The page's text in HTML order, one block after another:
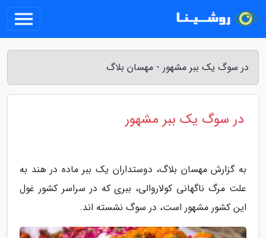
در سوگ یک ببر مشهور - مهسان بلاگ
در سوگ یک ببر مشهور
به گزارش مهسان بلاگ، دوستداران یک ببر ماده در هند به
علت مرگ ناگهانی کولاروالی، ببری که در سراسر کشور غول
این کشور مشهور است، در سوگ نشسته اند.